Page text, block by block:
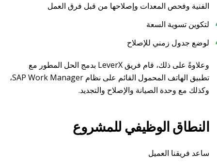
الفنية وفحص المعدات وإصلاحها من قبل فرق العمل
لتكوين تسوية السعة
لوضع جدول زمني للإصلاح
وعلاوةً على ذلك، قام فريق LeverX بدمج الحل المطور مع
تطبيق الهاتف المحمول القائم على نظام SAP Work Manager،
وكذلك مع وحدة الصيانة والإصلاح والتجديد.
النطاق الوظيفي للمشروع
ساعد فريقنا العميل